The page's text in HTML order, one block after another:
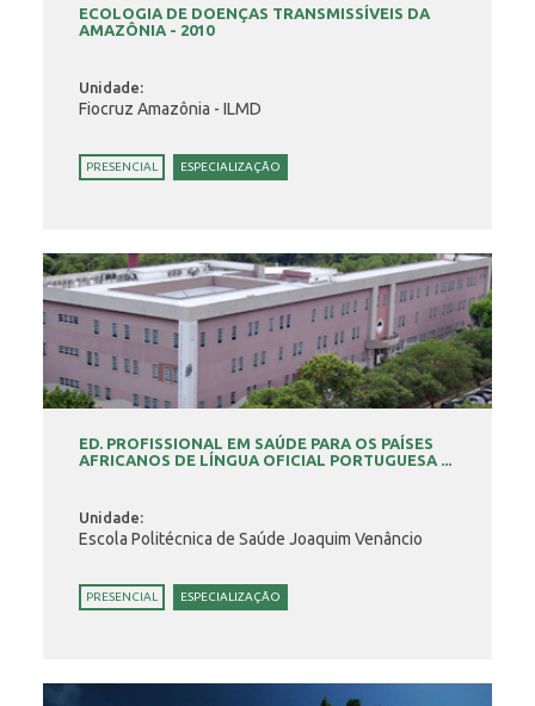
ECOLOGIA DE DOENÇAS TRANSMISSÍVEIS DA
AMAZÔNIA - 2010
Unidade:
Fiocruz Amazônia - ILMD
PRESENCIAL ESPECIALIZAÇÃO
ED. PROFISSIONAL EM SAÚDE PARA OS PAÍSES
AFRICANOS DE LÍNGUA OFICIAL PORTUGUESA ...
Unidade:
Escola Politécnica de Saúde Joaquim Venâncio
PRESENCIAL ESPECIALIZAÇÃO